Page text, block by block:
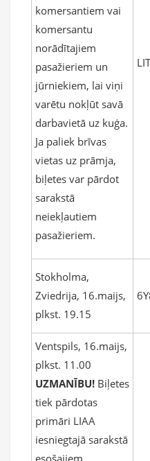
komersantiem vai
komersantu
norādītajiem
pasažieriem un
jūrniekiem, lai viņi
varētu nokļūt savā
darbavietā uz kuģa.
Ja paliek brīvas
vietas uz prāmja,
biļetes var pārdot
sarakstā
neiekļautiem
pasažieriem.
Stokholma,
Zviedrija, 16.maijs,
plkst. 19.15
Ventspils, 16.maijs,
plkst. 11.00
UZMANĪBU! Biļetes
tiek pārdotas
primāri LIAA
iesniegtajā sarakstā